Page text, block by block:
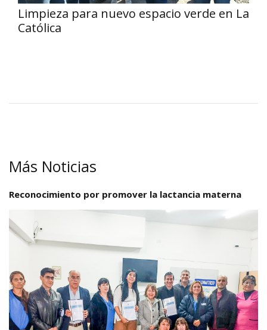
Limpieza para nuevo espacio verde en La
Católica
Más Noticias
Reconocimiento por promover la lactancia materna